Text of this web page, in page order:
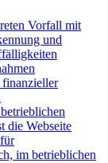
Vorfall mit
und
finanzieller
die Webseite
im betrieblichen